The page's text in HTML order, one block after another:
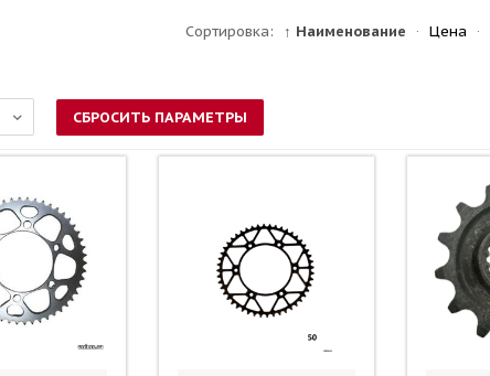
Сортировка: ↑ Наименование · Цена ·